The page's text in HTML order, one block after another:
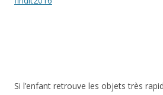
Si l’enfant retrouve les objets très